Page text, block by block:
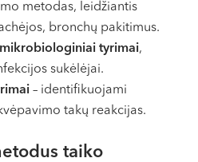
metodas, leidžiantis
bronchų pakitimus.​
tyrimai,
sukėlėjai.​
– identifikuojami
takų reakcijas.​
taiko